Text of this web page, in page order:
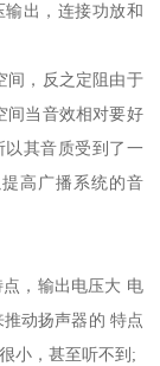
出，连接功放和
间，反之定阻由于
间当音效相对要好
以其音质受到了一
高广播系统的音
，输出电压大 电
动扬声器的 特点
小，甚至听不到;